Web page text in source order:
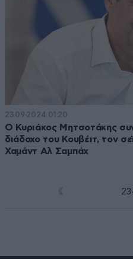
23·09·2024 01:20
Ο Κυριάκος Μητσοτάκης
διάδοχο του Κουβέιτ, τον
Χαμάντ Αλ Σαμπάχ
23